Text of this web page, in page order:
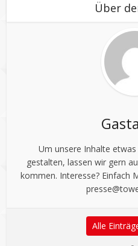
Über
Um unsere Inhalte
gestalten, lassen wir gern
kommen. Interesse? Einfach
Alle